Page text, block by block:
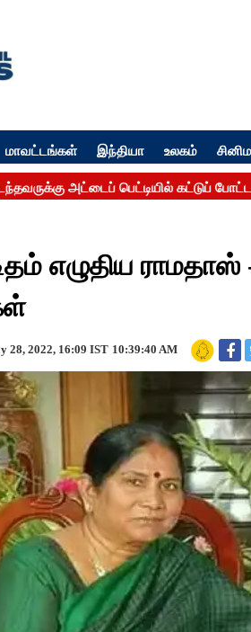
மாவட்டங்கள் இந்தியா உலகம்
எழுதிய
28, 2022, 16:09 IST 10:39:40 AM